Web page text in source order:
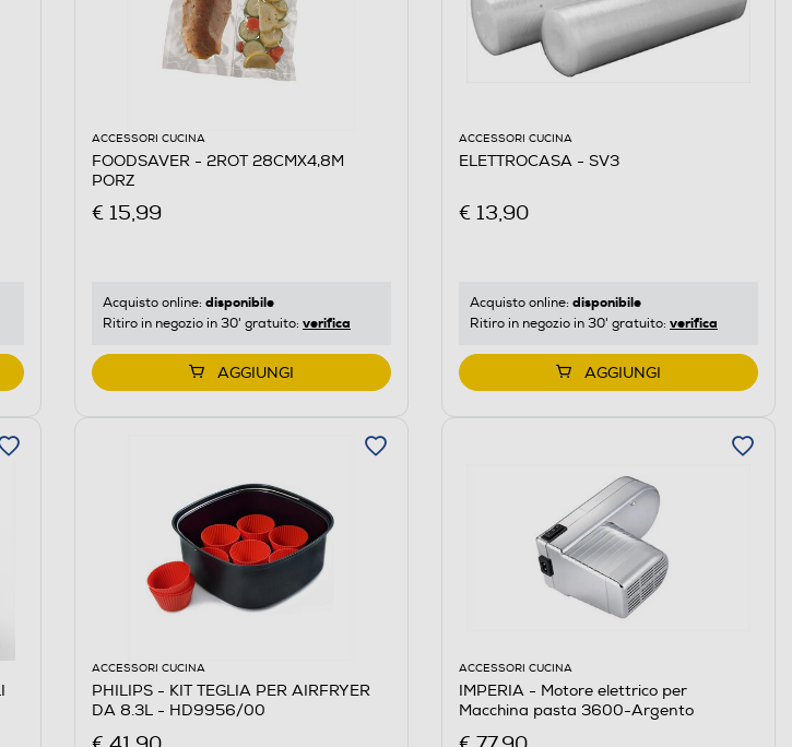
ACCESSORI CUCINA
FOODSAVER - 2ROT 28CMX4,8M
PORZ
€ 15,99
Acquisto online: disponibile
Ritiro in negozio in 30' gratuito: verifica
AGGIUNGI
ACCESSORI CUCINA
ELETTROCASA - SV3
€ 13,90
Acquisto online: disponibile
Ritiro in negozio in 30' gratuito: verifica
AGGIUNGI
ACCESSORI CUCINA
PHILIPS - KIT TEGLIA PER AIRFRYER
DA 8.3L - HD9956/00
ACCESSORI CUCINA
IMPERIA - Motore elettrico per
Macchina pasta 3600-Argento